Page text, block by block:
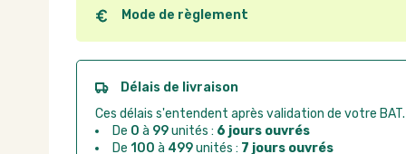
utilisation. L'origine de fabrication du produit n'entre
conception.
Mode de règlement
Quel que soit le mode de règlement, vous pouvez
Good Act.
Paiement CB :paiement sécurisé par carte
Virement bancaire :
règlement sur facture
Chorus Pro :règlement par mandat administratif
Délais de livraison
Ces délais s'entendent après validation de votre BAT.
De 0 à 99unités : 6 jours ouvrés
De 100 à 499unités : 7 jours ouvrés